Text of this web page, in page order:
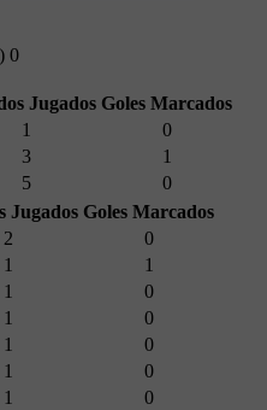
0
Jugados Goles Marcados
1
0
3
1
5
0
Jugados Goles Marcados
2
0
1
1
1
0
1
0
1
0
1
0
1
0